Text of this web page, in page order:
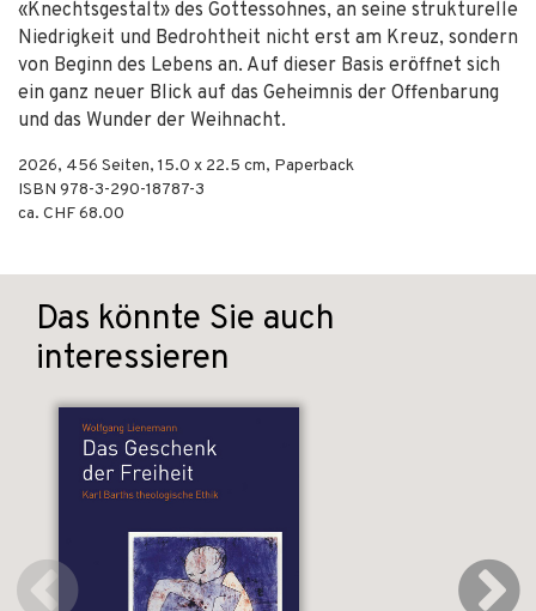
«Knechtsgestalt» des Gottessohnes, an seine strukturelle
Niedrigkeit und Bedrohtheit nicht erst am Kreuz, sondern
von Beginn des Lebens an. Auf dieser Basis eröffnet sich
ein ganz neuer Blick auf das Geheimnis der Offenbarung
und das Wunder der Weihnacht.
2026, 456 Seiten, 15.0 x 22.5 cm, Paperback
ISBN 978-3-290-18787-3
ca. CHF 68.00
Das könnte Sie auch
interessieren